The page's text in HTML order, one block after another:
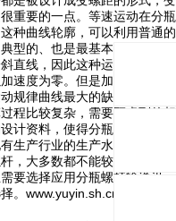
重要的一点。等速运动在分瓶
种曲线轮廓，可以利用普通的
型的、也是最基本的运动规
直线，因此这种运动规律又称
速度为零。但是加速度理论上
规律曲线最大的缺陷相对其他
程比较复杂，需要顾虑到的相
计资料，使得分瓶螺杆输送设
生产行业的生产水平等因素，
，大多数都不能较好的满足各
要选择应用分瓶螺杆输送设
。www.yuyin.sh.cn整理发